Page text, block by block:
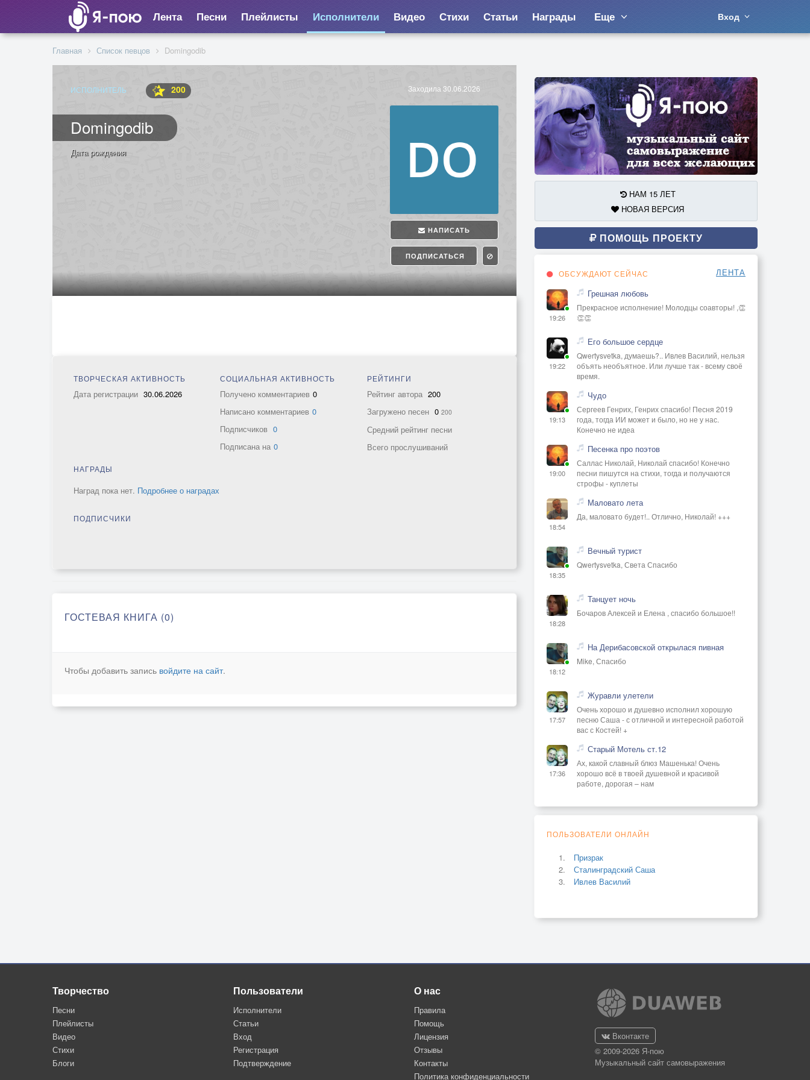
Лента Песни Плейлисты Исполнители Видео Стихи Статьи Награды Еще Вход
Главная Список певцов Domingodib
ИСПОЛНИТЕЛЬ 200
Domingodib
Заходила 30.06.2026
НАПИСАТЬ
ПОДПИСАТЬСЯ
Дата рождения
ТВОРЧЕСКАЯ АКТИВНОСТЬ
Дата регистрации 30.06.2026
СОЦИАЛЬНАЯ АКТИВНОСТЬ
Получено комментариев 0
Написано комментариев 0
Подписчиков 0
Подписана на 0
РЕЙТИНГИ
Рейтинг автора 200
Загружено песен 0 200
Средний рейтинг песни
Всего прослушиваний
НАГРАДЫ
Наград пока нет. Подробнее о наградах
ПОДПИСЧИКИ
ГОСТЕВАЯ КНИГА (0)
Чтобы добавить запись войдите на сайт.
НАМ 15 ЛЕТ
НОВАЯ ВЕРСИЯ
ПОМОЩЬ ПРОЕКТУ
ОБСУЖДАЮТ СЕЙЧАС ЛЕНТА
19:26
Грешная любовь
Прекрасное исполнение! Молодцы соавторы! ,👏
👏👏
19:22
Его большое сердце
Qwertysvetka, думаешь?.. Ивлев Василий, нельзя
объять необъятное. Или лучше так - всему своё
время.
19:13
Чудо
Сергеев Генрих, Генрих спасибо! Песня 2019
года, тогда ИИ может и было, но не у нас.
Конечно не идеа
19:00
Песенка про поэтов
Саллас Николай, Николай спасибо! Конечно
песни пишутся на стихи, тогда и получаются
строфы - куплеты
18:54
Маловато лета
Да, маловато будет!.. Отлично, Николай! +++
18:35
Вечный турист
Qwertysvetka, Света Спасибо
18:28
Танцует ночь
Бочаров Алексей и Елена , спасибо большое!!
18:12
На Дерибасовской открылася пивная
Mike, Спасибо
17:57
Журавли улетели
Очень хорошо и душевно исполнил хорошую
песню Саша - с отличной и интересной работой
вас с Костей! +
17:36
Старый Мотель ст.12
Ах, какой славный блюз Машенька! Очень
хорошо всё в твоей душевной и красивой
работе, дорогая – нам
ПОЛЬЗОВАТЕЛИ ОНЛАЙН
Призрак
Сталинградский Саша
Ивлев Василий
Творчество
Песни
Плейлисты
Видео
Стихи
Блоги
Пользователи
Исполнители
Статьи
Вход
Регистрация
Подтверждение
О нас
Правила
Помощь
Лицензия
Отзывы
Контакты
Политика конфиденциальности
Вконтакте
© 2009-2026 Я-пою
Музыкальный сайт самовыражения